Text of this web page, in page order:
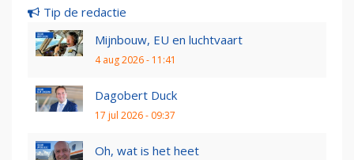
Tip de redactie
Mijnbouw, EU en luchtvaart
4 aug 2026 - 11:41
Dagobert Duck
17 jul 2026 - 09:37
Oh, wat is het heet